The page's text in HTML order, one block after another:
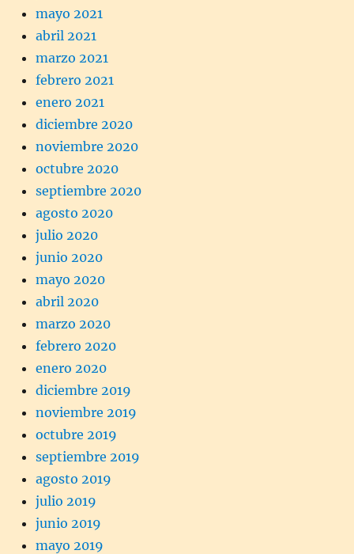
mayo 2021
abril 2021
marzo 2021
febrero 2021
enero 2021
diciembre 2020
noviembre 2020
octubre 2020
septiembre 2020
agosto 2020
julio 2020
junio 2020
mayo 2020
abril 2020
marzo 2020
febrero 2020
enero 2020
diciembre 2019
noviembre 2019
octubre 2019
septiembre 2019
agosto 2019
julio 2019
junio 2019
mayo 2019